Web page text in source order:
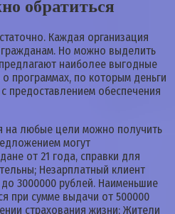
обратиться
Каждая организация
Но можно выделить
наиболее выгодные
программах, по которым деньги
предоставлением обеспечения
на любые цели можно получить
могут
от 21 года, справки для
Незарплатный клиент
3000000 рублей. Наименьшие
при сумме выдачи от 500000
страхования жизни; Жители